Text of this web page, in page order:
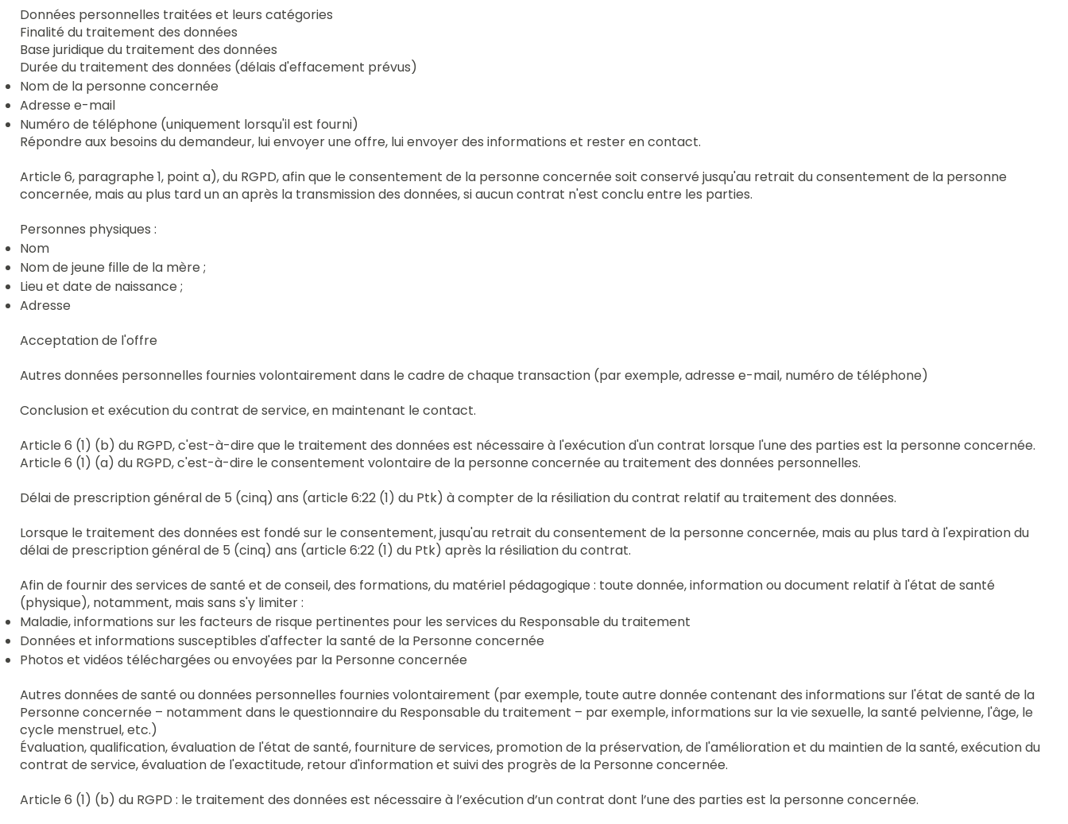
Données personnelles traitées et leurs catégories
Finalité du traitement des données
Base juridique du traitement des données
Durée du traitement des données (délais d'effacement prévus)
Nom de la personne concernée
Adresse e-mail
Numéro de téléphone (uniquement lorsqu'il est fourni)
Répondre aux besoins du demandeur, lui envoyer une offre, lui envoyer des informations et rester en contact.
Article 6, paragraphe 1, point a), du RGPD, afin que le consentement de la personne concernée soit conservé jusqu'au retrait du consentement de la personne
concernée, mais au plus tard un an après la transmission des données, si aucun contrat n'est conclu entre les parties.
Personnes physiques :
Nom
Nom de jeune fille de la mère ;
Lieu et date de naissance ;
Adresse
Acceptation de l'offre
Autres données personnelles fournies volontairement dans le cadre de chaque transaction (par exemple, adresse e-mail, numéro de téléphone)
Conclusion et exécution du contrat de service, en maintenant le contact.
Article 6 (1) (b) du RGPD, c'est-à-dire que le traitement des données est nécessaire à l'exécution d'un contrat lorsque l'une des parties est la personne concernée.
Article 6 (1) (a) du RGPD, c'est-à-dire le consentement volontaire de la personne concernée au traitement des données personnelles.
Délai de prescription général de 5 (cinq) ans (article 6:22 (1) du Ptk) à compter de la résiliation du contrat relatif au traitement des données.
Lorsque le traitement des données est fondé sur le consentement, jusqu'au retrait du consentement de la personne concernée, mais au plus tard à l'expiration du
délai de prescription général de 5 (cinq) ans (article 6:22 (1) du Ptk) après la résiliation du contrat.
Afin de fournir des services de santé et de conseil, des formations, du matériel pédagogique : toute donnée, information ou document relatif à l'état de santé
(physique), notamment, mais sans s'y limiter :
Maladie, informations sur les facteurs de risque pertinentes pour les services du Responsable du traitement
Données et informations susceptibles d'affecter la santé de la Personne concernée
Photos et vidéos téléchargées ou envoyées par la Personne concernée
Autres données de santé ou données personnelles fournies volontairement (par exemple, toute autre donnée contenant des informations sur l'état de santé de la
Personne concernée – notamment dans le questionnaire du Responsable du traitement – ​​par exemple, informations sur la vie sexuelle, la santé pelvienne, l'âge, le
cycle menstruel, etc.)
Évaluation, qualification, évaluation de l'état de santé, fourniture de services, promotion de la préservation, de l'amélioration et du maintien de la santé, exécution du
contrat de service, évaluation de l'exactitude, retour d'information et suivi des progrès de la Personne concernée.
Article 6 (1) (b) du RGPD : le traitement des données est nécessaire à l’exécution d’un contrat dont l’une des parties est la personne concernée.